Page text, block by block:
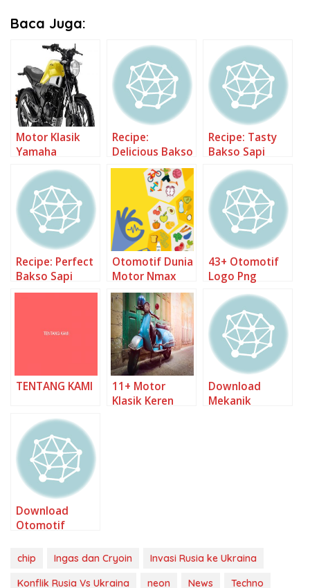
Baca Juga:
Motor Klasik
Yamaha
Recipe:
Delicious Bakso
Sapi
Recipe: Tasty
Bakso Sapi
Recipe: Perfect
Bakso Sapi
Otomotif Dunia
Motor Nmax
43+ Otomotif
Logo Png
Pictures
TENTANG KAMI
11+ Motor
Klasik Keren
Download
Mekanik
Download
Otomotif
PNG
chip Ingas dan Cryoin
Invasi Rusia ke Ukraina
Konflik Rusia Vs Ukraina
neon News Techno